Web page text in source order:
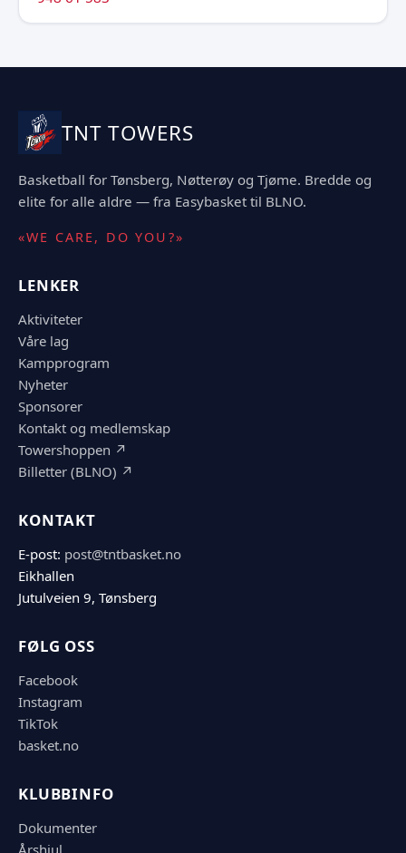
TNT TOWERS
Basketball for Tønsberg, Nøtterøy og Tjøme. Bredde og
elite for alle aldre — fra Easybasket til BLNO.
«WE CARE, DO YOU?»
LENKER
Aktiviteter
Våre lag
Kampprogram
Nyheter
Sponsorer
Kontakt og medlemskap
Towershoppen ↗
Billetter (BLNO) ↗
KONTAKT
E-post: post@tntbasket.no
Eikhallen
Jutulveien 9, Tønsberg
FØLG OSS
Facebook
Instagram
TikTok
basket.no
KLUBBINFO
Dokumenter
Årshjul